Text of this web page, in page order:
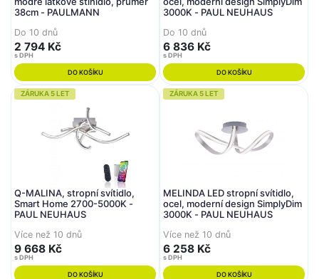
38cm - PAULMANN
Do 10 dnů
2 794 Kč
s DPH
DO KOŠÍKU
3000K - PAUL NEUHAUS
Do 10 dnů
6 836 Kč
s DPH
DO KOŠÍKU
ZÁRUKA 5 LET
Q-MALINA, stropní svítidlo,
Smart Home 2700-5000K -
PAUL NEUHAUS
Více než 10 dnů
9 668 Kč
s DPH
DO KOŠÍKU
ZÁRUKA 5 LET
MELINDA LED stropní svítidlo,
ocel, moderní design SimplyDim
3000K - PAUL NEUHAUS
Více než 10 dnů
6 258 Kč
s DPH
DO KOŠÍKU